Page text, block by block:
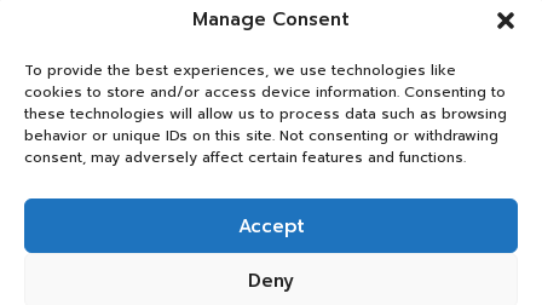
Manage Consent
To provide the best experiences, we use technologies like
cookies to store and/or access device information. Consenting to
these technologies will allow us to process data such as browsing
behavior or unique IDs on this site. Not consenting or withdrawing
consent, may adversely affect certain features and functions.
Accept
Deny
18/2 ม.4 ซ.ทรัพย์มหาโชค ถ.พระราม2 ต.นาดี อ.เมือง
จ.สมุทรสาคร